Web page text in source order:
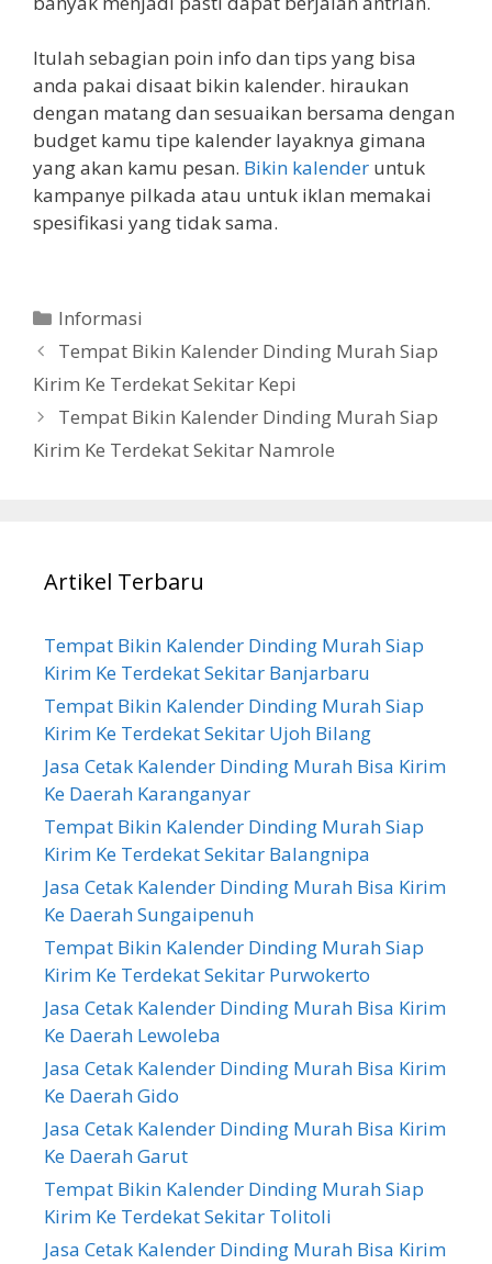
Itulah sebagian poin info dan tips yang bisa
anda pakai disaat bikin kalender. hiraukan
dengan matang dan sesuaikan bersama dengan
budget kamu tipe kalender layaknya gimana
yang akan kamu pesan. Bikin kalender untuk
kampanye pilkada atau untuk iklan memakai
spesifikasi yang tidak sama.
Categories
Informasi
Tempat Bikin Kalender Dinding Murah Siap
Kirim Ke Terdekat Sekitar Kepi
Tempat Bikin Kalender Dinding Murah Siap
Kirim Ke Terdekat Sekitar Namrole
Artikel Terbaru
Tempat Bikin Kalender Dinding Murah Siap
Kirim Ke Terdekat Sekitar Banjarbaru
Tempat Bikin Kalender Dinding Murah Siap
Kirim Ke Terdekat Sekitar Ujoh Bilang
Jasa Cetak Kalender Dinding Murah Bisa Kirim
Ke Daerah Karanganyar
Tempat Bikin Kalender Dinding Murah Siap
Kirim Ke Terdekat Sekitar Balangnipa
Jasa Cetak Kalender Dinding Murah Bisa Kirim
Ke Daerah Sungaipenuh
Tempat Bikin Kalender Dinding Murah Siap
Kirim Ke Terdekat Sekitar Purwokerto
Jasa Cetak Kalender Dinding Murah Bisa Kirim
Ke Daerah Lewoleba
Jasa Cetak Kalender Dinding Murah Bisa Kirim
Ke Daerah Gido
Jasa Cetak Kalender Dinding Murah Bisa Kirim
Ke Daerah Garut
Tempat Bikin Kalender Dinding Murah Siap
Kirim Ke Terdekat Sekitar Tolitoli
Jasa Cetak Kalender Dinding Murah Bisa Kirim